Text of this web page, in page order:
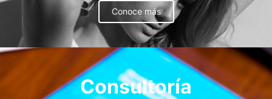
Conoce más
Consultoría